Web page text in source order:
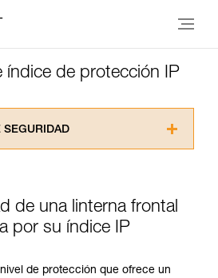
índice de protección IP
SEGURIDAD
la ficha técnica para poder
complemento informativo.
técnicas requiere una formación
su capacidad para
de una linterna frontal
por su índice IP
de protección que ofrece un